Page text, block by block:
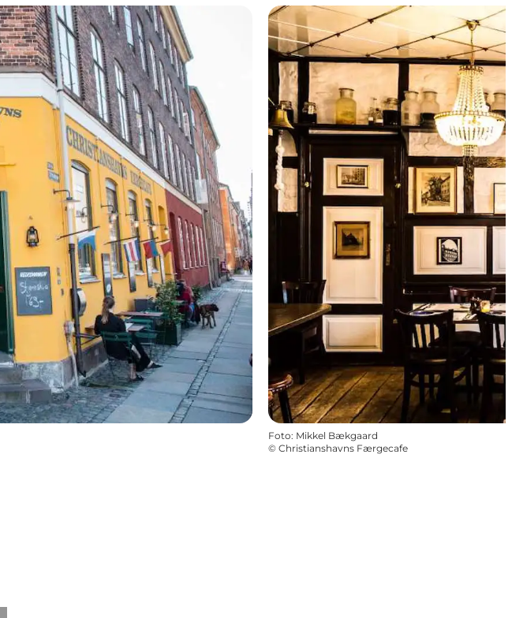
Foto: Mikkel Bækgaard
© Christianshavns Færgecafe